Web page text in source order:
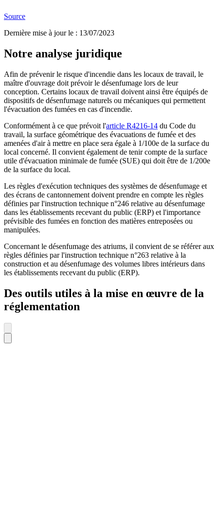
Source
Dernière mise à jour le : 13/07/2023
Notre analyse juridique
Afin de prévenir le risque d'incendie dans les locaux de travail, le
maître d'ouvrage doit prévoir le désenfumage lors de leur
conception. Certains locaux de travail doivent ainsi être équipés de
dispositifs de désenfumage naturels ou mécaniques qui permettent
l'évacuation des fumées en cas d'incendie.
Conformément à ce que prévoit l'article R4216-14 du Code du
travail, la surface géométrique des évacuations de fumée et des
amenées d'air à mettre en place sera égale à 1/100e de la surface du
local concerné. Il convient également de tenir compte de la surface
utile d'évacuation minimale de fumée (SUE) qui doit être de 1/200e
de la surface du local.
Les règles d'exécution techniques des systèmes de désenfumage et
des écrans de cantonnement doivent prendre en compte les règles
définies par l'instruction technique n°246 relative au désenfumage
dans les établissements recevant du public (ERP) et l'importance
prévisible des fumées en fonction des matières entreposées ou
manipulées.
Concernant le désenfumage des atriums, il convient de se référer aux
règles définies par l'instruction technique n°263 relative à la
construction et au désenfumage des volumes libres intérieurs dans
les établissements recevant du public (ERP).
Des outils utiles à la mise en œuvre de la
réglementation